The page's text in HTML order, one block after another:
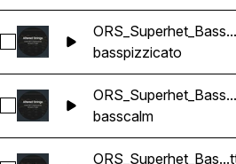
Sélectionnez
basspizzicato
Sélectionnez
basscalm